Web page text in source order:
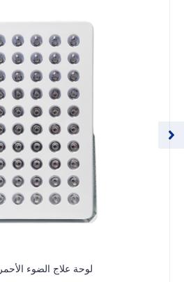
لوحة علاج الضوء الأحمر AL300